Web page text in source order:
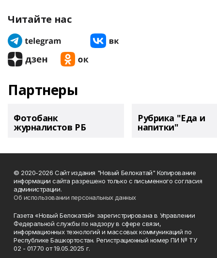
Читайте нас
Партнеры
Фотобанк
журналистов РБ
Рубрика "Еда и
напитки"
© 2020-2026 Сайт издания "Новый Белокатай" Копирование
информации сайта разрешено только с письменного согласия
администрации.
Об использовании персональных данных
Газета «Новый Белокатай» зарегистрирована в Управлении
Федеральной службы по надзору в сфере связи,
информационных технологий и массовых коммуникаций по
Республике Башкортостан. Регистрационный номер ПИ № ТУ
02 - 01770 от 19.05.2025 г.